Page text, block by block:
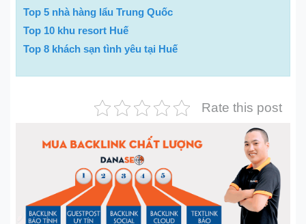
Top 5 nhà hàng lẩu Trung Quốc
Top 10 khu resort Huế
Top 8 khách sạn tình yêu tại Huế
Rate this post